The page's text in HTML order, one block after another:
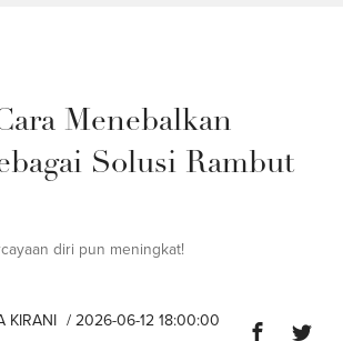
Menebalkan
Solusi Rambut
diri pun meningkat!
KIRANI / 2026-06-12 18:00:00